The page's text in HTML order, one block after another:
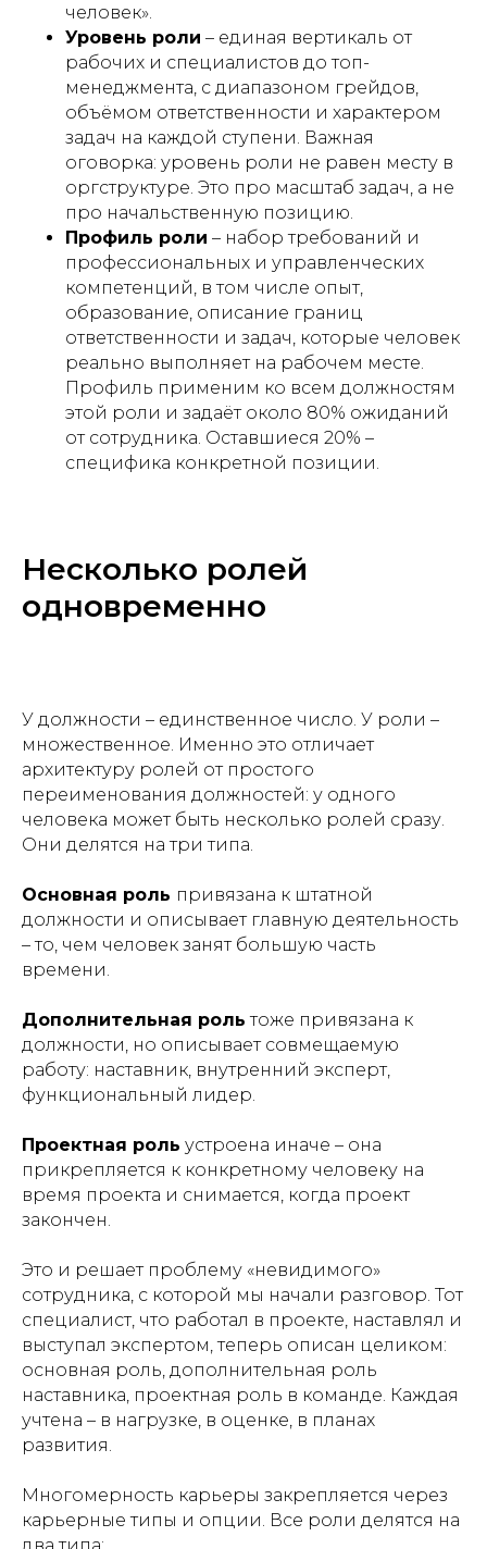
человек».
Уровень роли – единая вертикаль от
рабочих и специалистов до топ-
менеджмента, с диапазоном грейдов,
объёмом ответственности и характером
задач на каждой ступени. Важная
оговорка: уровень роли не равен месту в
оргструктуре. Это про масштаб задач, а не
про начальственную позицию.
Профиль роли – набор требований и
профессиональных и управленческих
компетенций, в том числе опыт,
образование, описание границ
ответственности и задач, которые человек
реально выполняет на рабочем месте.
Профиль применим ко всем должностям
этой роли и задаёт около 80% ожиданий
от сотрудника. Оставшиеся 20% –
специфика конкретной позиции.
Несколько ролей
одновременно
У должности – единственное число. У роли –
множественное. Именно это отличает
архитектуру ролей от простого
переименования должностей: у одного
человека может быть несколько ролей сразу.
Они делятся на три типа.
Основная роль привязана к штатной
должности и описывает главную деятельность
– то, чем человек занят большую часть
времени.
Дополнительная роль тоже привязана к
должности, но описывает совмещаемую
работу: наставник, внутренний эксперт,
функциональный лидер.
Проектная роль устроена иначе – она
прикрепляется к конкретному человеку на
время проекта и снимается, когда проект
закончен.
Это и решает проблему «невидимого»
сотрудника, с которой мы начали разговор. Тот
специалист, что работал в проекте, наставлял и
выступал экспертом, теперь описан целиком:
основная роль, дополнительная роль
наставника, проектная роль в команде. Каждая
учтена – в нагрузке, в оценке, в планах
развития.
Многомерность карьеры закрепляется через
карьерные типы и опции. Все роли делятся на